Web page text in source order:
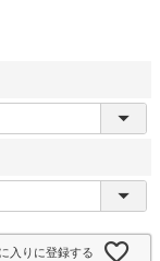
入りに登録する